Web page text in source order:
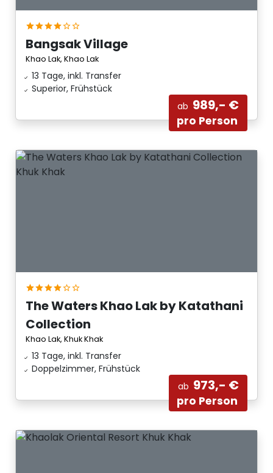
Bangsak Village
Khao Lak, Khao Lak
13 Tage, inkl. Transfer
Superior, Frühstück
ab 989,- €
pro Person
The Waters Khao Lak by Katathani
Collection
Khao Lak, Khuk Khak
13 Tage, inkl. Transfer
Doppelzimmer, Frühstück
ab 973,- €
pro Person